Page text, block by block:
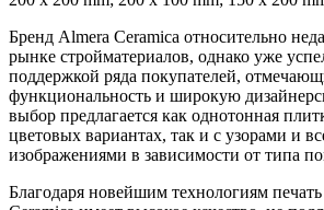
Бренд Almera Ceramica относительно
рынке стройматериалов, однако уже
поддержкой ряда покупателей,
функциональность и широкую
выбор предлагается как однотонная
цветовых вариантах, так и с узорами и
изображениями в зависимости от типа
Благодаря новейшим технологиям